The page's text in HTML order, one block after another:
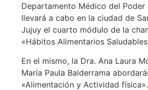
Departamento Médico del Poder
llevará a cabo en la ciudad de
Jujuy el cuarto módulo de la
«Hábitos Alimentarios
En el mismo, la Dra. Ana Laura
María Paula Balderrama
«Alimentación y Actividad